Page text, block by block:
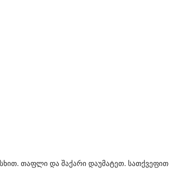
თაფლი და შაქარი დაუმატეთ. სათქვეფით